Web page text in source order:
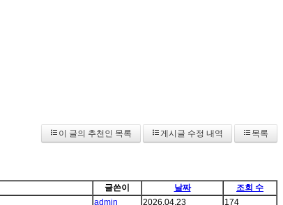
이 글의 추천인 목록 게시글 수정 내역 목록
글쓴이 날짜
조회 수
admin 2026.04.23
174